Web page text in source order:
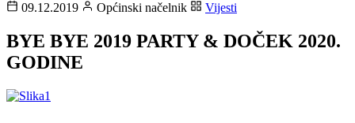
09.12.2019
Općinski načelnik Vijesti
BYE BYE 2019 PARTY & DOČEK 2020.
GODINE